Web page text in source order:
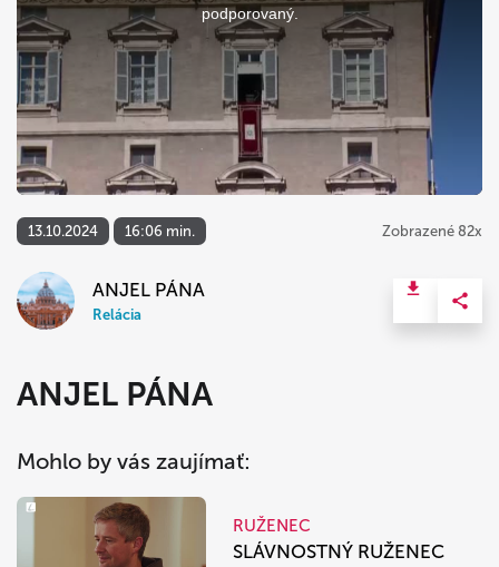
podporovaný.
13.10.2024 16:06 min. Zobrazené 82x
ANJEL PÁNA
Relácia
ANJEL PÁNA
Mohlo by vás zaujímať:
RUŽENEC
SLÁVNOSTNÝ RUŽENEC